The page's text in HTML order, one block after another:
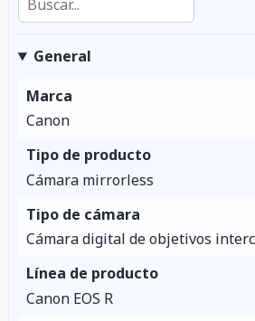
General
Marca
Canon
Tipo de producto
Cámara mirrorless
Tipo de cámara
Cámara digital de objetivos
Línea de producto
Canon EOS R